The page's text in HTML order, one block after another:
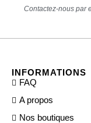
Contactez-nous par
INFORMATIONS
FAQ
A propos
Nos boutiques